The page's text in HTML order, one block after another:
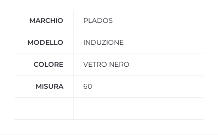
MARCHIO PLADOS
MODELLO INDUZIONE
COLORE VETRO NERO
MISURA 60